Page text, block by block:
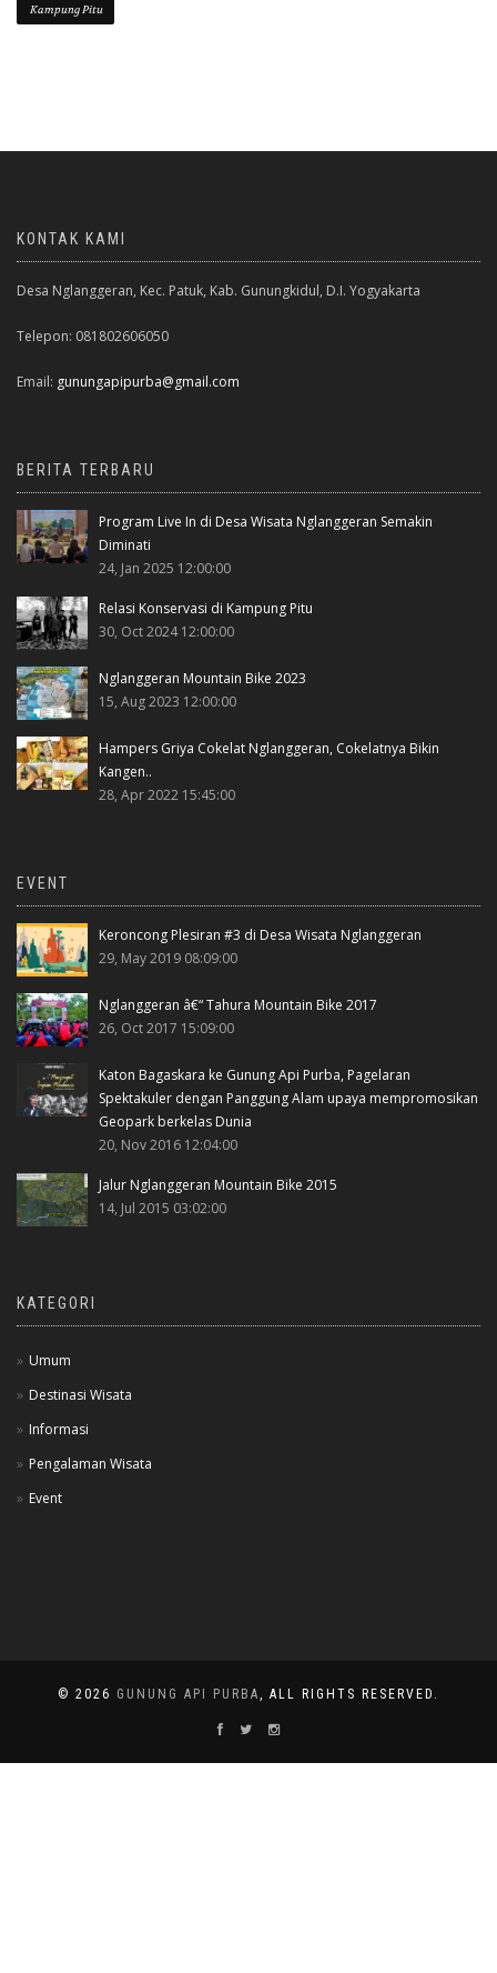
Kampung Pitu
KONTAK KAMI
Desa Nglanggeran, Kec. Patuk, Kab. Gunungkidul, D.I. Yogyakarta
Telepon: 081802606050
Email: gunungapipurba@gmail.com
BERITA TERBARU
Program Live In di Desa Wisata Nglanggeran Semakin
Diminati
24, Jan 2025 12:00:00
Relasi Konservasi di Kampung Pitu
30, Oct 2024 12:00:00
Nglanggeran Mountain Bike 2023
15, Aug 2023 12:00:00
Hampers Griya Cokelat Nglanggeran, Cokelatnya Bikin
Kangen..
28, Apr 2022 15:45:00
EVENT
Keroncong Plesiran #3 di Desa Wisata Nglanggeran
29, May 2019 08:09:00
Nglanggeran â€“ Tahura Mountain Bike 2017
26, Oct 2017 15:09:00
Katon Bagaskara ke Gunung Api Purba, Pagelaran
Spektakuler dengan Panggung Alam upaya mempromosikan
Geopark berkelas Dunia
20, Nov 2016 12:04:00
Jalur Nglanggeran Mountain Bike 2015
14, Jul 2015 03:02:00
KATEGORI
Umum
Destinasi Wisata
Informasi
Pengalaman Wisata
Event
© 2026 GUNUNG API PURBA, ALL RIGHTS RESERVED.